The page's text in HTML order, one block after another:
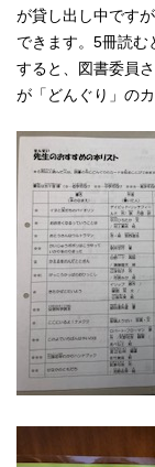
が貸し出し中です
できます。5冊読む
すると、図書委員
が「どんぐり」の